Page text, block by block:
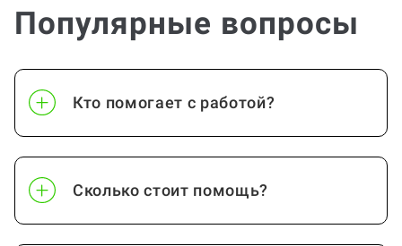
Популярные вопросы
Кто помогает с работой?
Сколько стоит помощь?